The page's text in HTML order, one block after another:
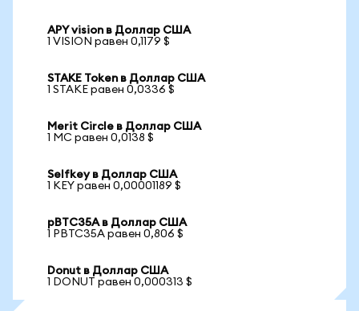
APY vision в Доллар США
1 VISION равен 0,1179 $
STAKE Token в Доллар США
1 STAKE равен 0,0336 $
Merit Circle в Доллар США
1 MC равен 0,0138 $
Selfkey в Доллар США
1 KEY равен 0,00001189 $
pBTC35A в Доллар США
1 PBTC35A равен 0,806 $
Donut в Доллар США
1 DONUT равен 0,000313 $